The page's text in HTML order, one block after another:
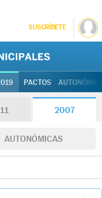
SUSCRÍBETE
PACTOS
2007
AUTONÓMICAS